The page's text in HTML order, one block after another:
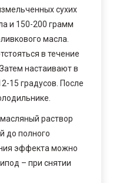
сухих
и 150-200 грамм
масла.
в течение
настаивают в
15 градусов. После
раствор
до полного
эффекта можно
– при снятии